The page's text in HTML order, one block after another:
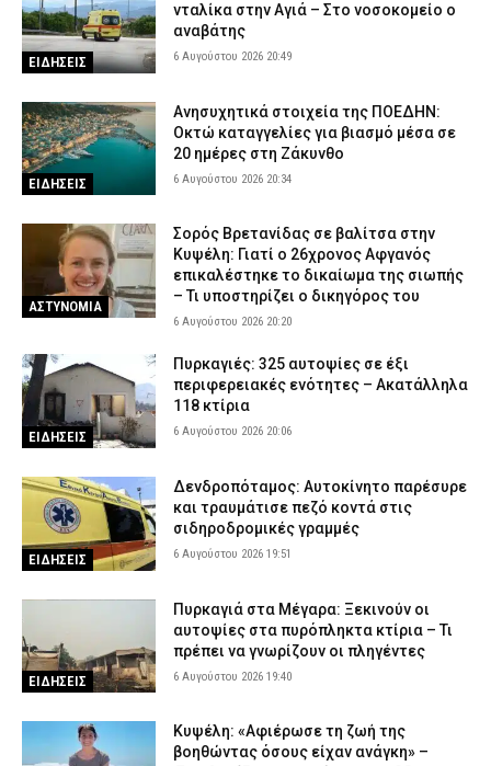
ΕΙΔΗΣΕΙΣ
νταλίκα στην Αγιά – Στο νοσοκομείο ο
αναβάτης
6 Αυγούστου 2026 20:49
ΕΙΔΗΣΕΙΣ
Ανησυχητικά στοιχεία της ΠΟΕΔΗΝ:
Οκτώ καταγγελίες για βιασμό μέσα σε
20 ημέρες στη Ζάκυνθο
6 Αυγούστου 2026 20:34
ΑΣΤΥΝΟΜΙΑ
Σορός Βρετανίδας σε βαλίτσα στην
Κυψέλη: Γιατί ο 26χρονος Αφγανός
επικαλέστηκε το δικαίωμα της σιωπής
– Τι υποστηρίζει ο δικηγόρος του
6 Αυγούστου 2026 20:20
ΕΙΔΗΣΕΙΣ
Πυρκαγιές: 325 αυτοψίες σε έξι
περιφερειακές ενότητες – Ακατάλληλα
118 κτίρια
6 Αυγούστου 2026 20:06
ΕΙΔΗΣΕΙΣ
Δενδροπόταμος: Αυτοκίνητο παρέσυρε
και τραυμάτισε πεζό κοντά στις
σιδηροδρομικές γραμμές
6 Αυγούστου 2026 19:51
ΕΙΔΗΣΕΙΣ
Πυρκαγιά στα Μέγαρα: Ξεκινούν οι
αυτοψίες στα πυρόπληκτα κτίρια – Τι
πρέπει να γνωρίζουν οι πληγέντες
6 Αυγούστου 2026 19:40
Κυψέλη: «Αφιέρωσε τη ζωή της
βοηθώντας όσους είχαν ανάγκη» –